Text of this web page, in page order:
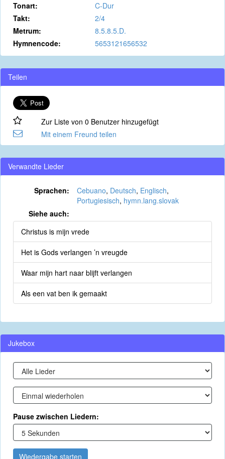
Tonart:
C-Dur
Takt:
2/4
Metrum:
8.5.8.5.D.
Hymnencode:
5653121656532
Teilen
Zur Liste von 0 Benutzer hinzugefügt
Mit einem Freund teilen
Verwandte Lieder
Sprachen: Cebuano, Deutsch, Englisch,
Portugiesisch, hymn.lang.slovak
Siehe auch:
Christus is mijn vrede
Het is Gods verlangen ’n vreugde
Waar mijn hart naar blijft verlangen
Als een vat ben ik gemaakt
Jukebox
Pause zwischen Liedern:
Wiedergabe starten